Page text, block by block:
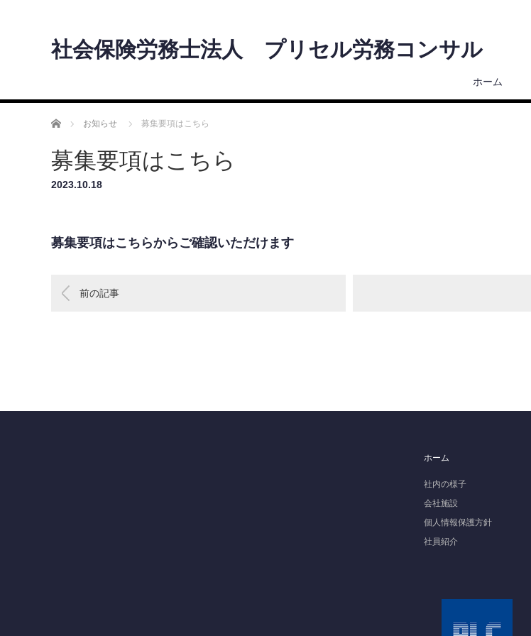
社会保険労務士法人 プリセル労務コンサル
ホーム
ホーム お知らせ 募集要項はこちら
募集要項はこちら
2023.10.18
募集要項はこちらからご確認いただけます
前の記事
ホーム
社内の様子
会社施設
個人情報保護方針
社員紹介